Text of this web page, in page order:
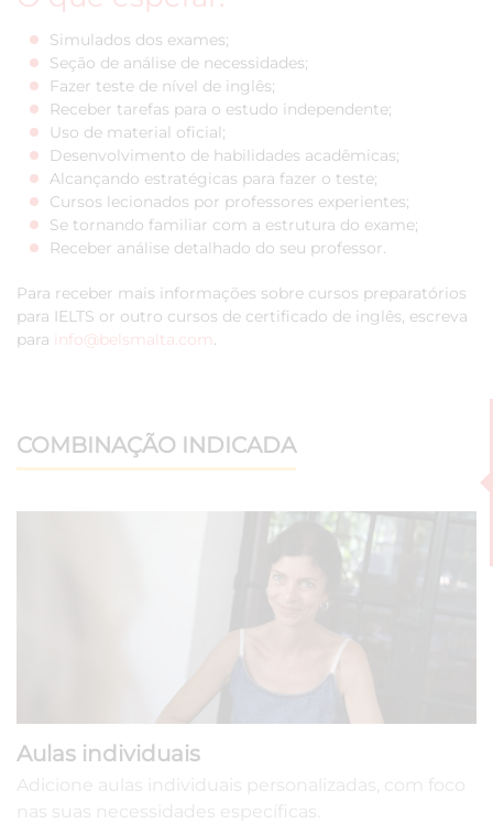
Simulados dos exames;
Seção de análise de necessidades;
Fazer teste de nível de inglês;
Receber tarefas para o estudo independente;
Uso de material oficial;
Desenvolvimento de habilidades acadêmicas;
Alcançando estratégicas para fazer o teste;
Cursos lecionados por professores experientes;
Se tornando familiar com a estrutura do exame;
Receber análise detalhado do seu professor.
Para receber mais informações sobre cursos preparatórios
para IELTS or outro cursos de certificado de inglês, escreva
para
info@belsmalta.com.
COMBINAÇÃO INDICADA
Aulas individuais
Adicione aulas individuais personalizadas, com foco
nas suas necessidades específicas.